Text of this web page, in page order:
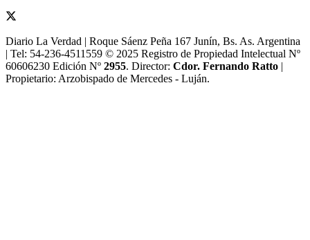
Diario La Verdad | Roque Sáenz Peña 167 Junín, Bs. As. Argentina
| Tel: 54-236-4511559 © 2025 Registro de Propiedad Intelectual Nº
60606230 Edición Nº 2955. Director:​ Cdor. Fernando Ratto |
Propietario:​ Arzobispado de Mercedes - Luján.